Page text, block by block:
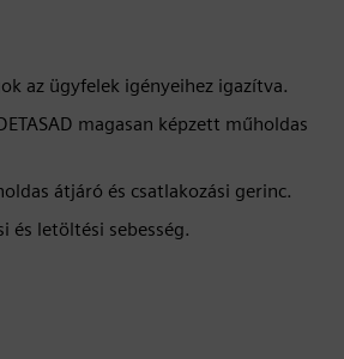
az ügyfelek igényeihez igazítva.
magasan képzett műholdas
átjáró és csatlakozási gerinc.
és letöltési sebesség.